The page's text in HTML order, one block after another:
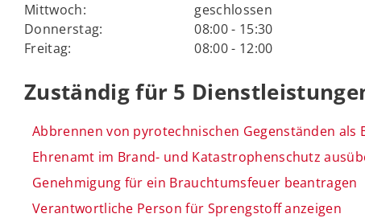
Mittwoch:
geschlossen
Donnerstag:
08:00 - 15:30
Freitag:
08:00 - 12:00
Zuständig für 5
Abbrennen von pyrotechnischen Gegenständen
Ehrenamt im Brand- und Katastrophenschutz
Genehmigung für ein Brauchtumsfeuer beantragen
Verantwortliche Person für Sprengstoff anzeigen